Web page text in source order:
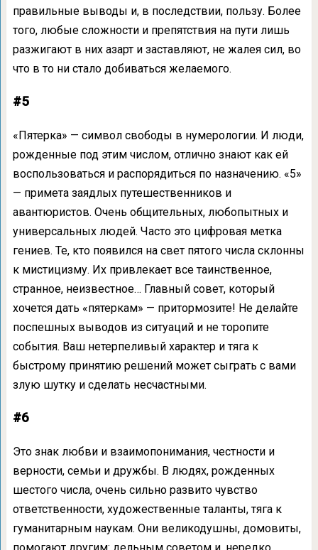
правильные выводы и, в последствии, пользу. Более
того, любые сложности и препятствия на пути лишь
разжигают в них азарт и заставляют, не жалея сил, во
что в то ни стало добиваться желаемого.
#5
«Пятерка» — символ свободы в нумерологии. И люди,
рожденные под этим числом, отлично знают как ей
воспользоваться и распорядиться по назначению. «5»
— примета заядлых путешественников и
авантюристов. Очень общительных, любопытных и
универсальных людей. Часто это цифровая метка
гениев. Те, кто появился на свет пятого числа склонны
к мистицизму. Их привлекает все таинственное,
странное, неизвестное… Главный совет, который
хочется дать «пятеркам» — притормозите! Не делайте
поспешных выводов из ситуаций и не торопите
события. Ваш нетерпеливый характер и тяга к
быстрому принятию решений может сыграть с вами
злую шутку и сделать несчастными.
#6
Это знак любви и взаимопонимания, честности и
верности, семьи и дружбы. В людях, рожденных
шестого числа, очень сильно развито чувство
ответственности, художественные таланты, тяга к
гуманитарным наукам. Они великодушны, домовиты,